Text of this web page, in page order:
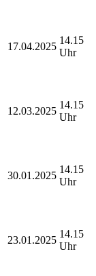
17.04.2025
14.15
Uhr
12.03.2025
14.15
Uhr
30.01.2025
14.15
Uhr
23.01.2025
14.15
Uhr